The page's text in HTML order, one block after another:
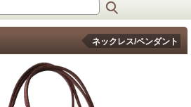
ネックレス/ペンダント